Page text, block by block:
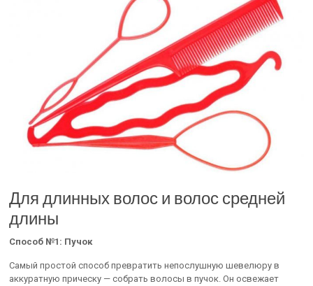
Для длинных волос и волос средней
длины
Способ №1: Пучок
Самый простой способ превратить непослушную шевелюру в
аккуратную прическу — собрать волосы в пучок. Он освежает